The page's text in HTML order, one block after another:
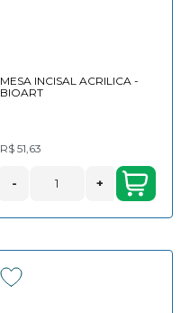
MESA INCISAL ACRILICA -
BIOART
R$ 51,63
- +